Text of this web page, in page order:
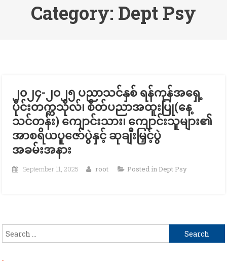
Category: Dept Psy
၂၀၂၄-၂၀၂၅ ပညာသင်နှစ် ရန်ကုန်အရှေ့
ပိုင်းတက္ကသိုလ်၊ စိတ်ပညာအထူးပြု(နေ့
သင်တန်း) ကျောင်းသား၊ ကျောင်းသူများ၏
အာစရိယပူဇော်ပွဲနှင့် ဆုချီးမြှင့်ပွဲ
အခမ်းအနား
September 11, 2025 root Posted in Dept Psy
Search
for: